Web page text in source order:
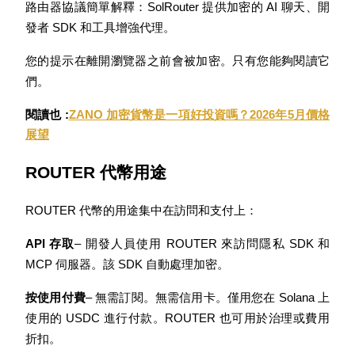
包含交易情況等的大數據分析
合約指南
合約功能使用指南
路由器協議簡單解釋：SolRouter 提供加密的 AI 聊天、開
發者 SDK 和工具增強代理。
您的提示在離開瀏覽器之前會被加密。只有您能夠閱讀它
們。
閱讀也 :ZANO 加密貨幣是一項好投資嗎？2026年5月價格
展望
ROUTER 代幣用途
ROUTER 代幣的用途集中在訪問和支付上：
API 存取– 開發人員使用 ROUTER 來訪問隱私 SDK 和
MCP 伺服器。該 SDK 自動處理加密。
按使用付費– 無需訂閱。無需信用卡。僅用您在 Solana 上
使用的 USDC 進行付款。ROUTER 也可用於治理或費用
折扣。